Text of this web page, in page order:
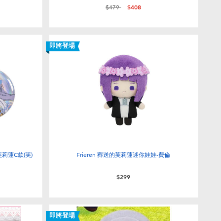
價格從
$479至 $408
蓮C款(芙)
即將登場
Frieren 葬送的芙莉蓮迷你娃娃-費倫
$299
即將登場